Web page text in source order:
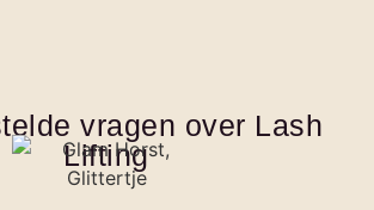
vragen over Lash
Lifting